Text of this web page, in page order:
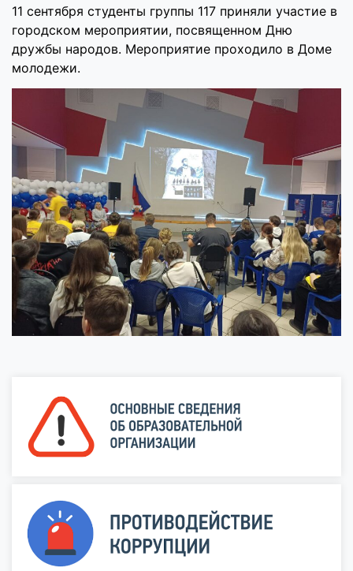
11 сентября студенты группы 117 приняли участие в
городском мероприятии, посвященном Дню
дружбы народов. Мероприятие проходило в Доме
молодежи.